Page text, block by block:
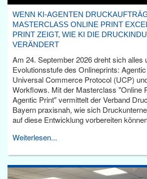
WENN KI-AGENTEN
MASTERCLASS ONLINE PRINT
PRINT ZEIGT, WIE KI DIE
VERÄNDERT
Am 24. September 2026 dreht sich alles
Evolutionsstufe des Onlineprints:
Universal Commerce Protocol (UCP)
Workflows. Mit der Masterclass "Online
Agentic Print" vermittelt der Verband
Bayern praxisnah, wie sich
auf diese Entwicklung vorbereiten
Weiterlesen...